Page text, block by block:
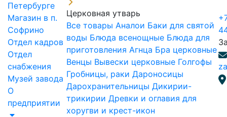
Петербурге
Магазин в п.
Софрино
Отдел кадров
Отдел
снабжения
Музей завода
О
предприятии
Церковная утварь
Все товары Аналои Баки для святой
воды Блюда всенощные Блюда для
приготовления Агнца Бра церковные
Венцы Вывески церковные Голгофы
Гробницы, раки Дароносицы
Дарохранительницы Дикирии-
трикирии Древки и оглавия для
хоругви и крест-икон